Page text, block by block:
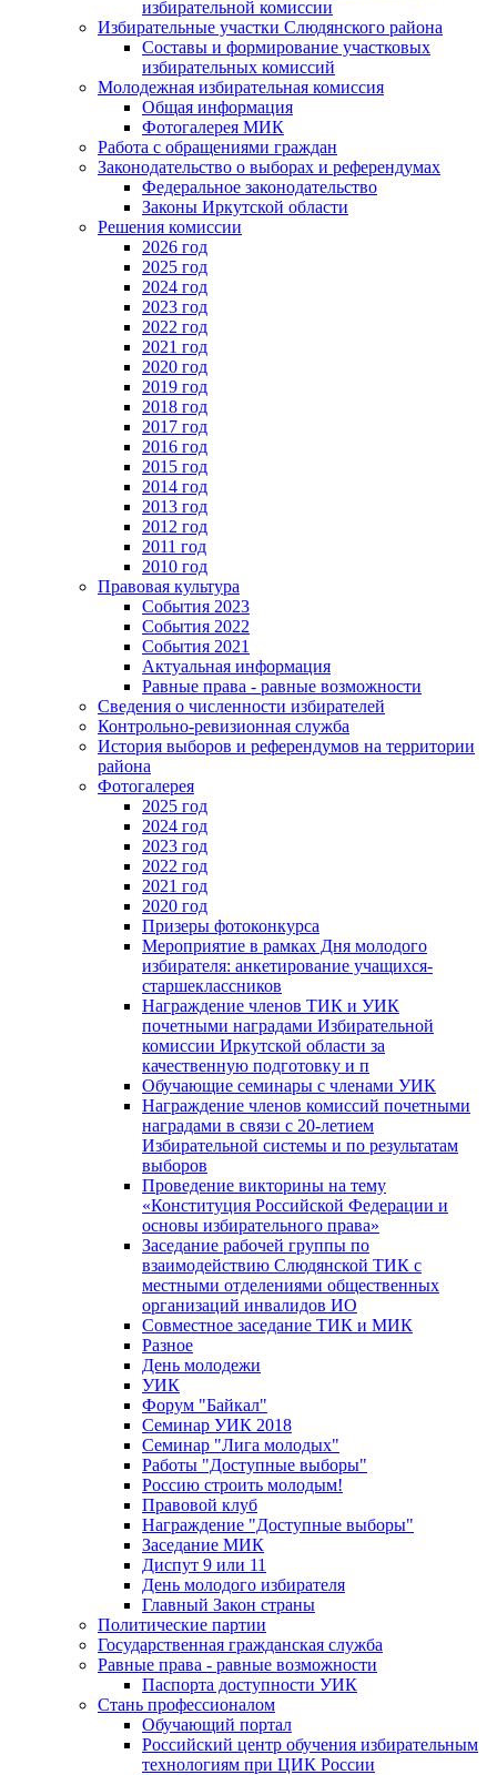
избирательной комиссии
Избирательные участки Слюдянского района
Составы и формирование участковых
избирательных комиссий
Молодежная избирательная комиссия
Общая информация
Фотогалерея МИК
Работа с обращениями граждан
Законодательство о выборах и референдумах
Федеральное законодательство
Законы Иркутской области
Решения комиссии
2026 год
2025 год
2024 год
2023 год
2022 год
2021 год
2020 год
2019 год
2018 год
2017 год
2016 год
2015 год
2014 год
2013 год
2012 год
2011 год
2010 год
Правовая культура
События 2023
События 2022
События 2021
Актуальная информация
Равные права - равные возможности
Сведения о численности избирателей
Контрольно-ревизионная служба
История выборов и референдумов на территории
района
Фотогалерея
2025 год
2024 год
2023 год
2022 год
2021 год
2020 год
Призеры фотоконкурса
Мероприятие в рамках Дня молодого
избирателя: анкетирование учащихся-
старшеклассников
Награждение членов ТИК и УИК
почетными наградами Избирательной
комиссии Иркутской области за
качественную подготовку и п
Обучающие семинары с членами УИК
Награждение членов комиссий почетными
наградами в связи с 20-летием
Избирательной системы и по результатам
выборов
Проведение викторины на тему
«Конституция Российской Федерации и
основы избирательного права»
Заседание рабочей группы по
взаимодействию Слюдянской ТИК с
местными отделениями общественных
организаций инвалидов ИО
Совместное заседание ТИК и МИК
Разное
День молодежи
УИК
Форум "Байкал"
Семинар УИК 2018
Семинар "Лига молодых"
Работы "Доступные выборы"
Россию строить молодым!
Правовой клуб
Награждение "Доступные выборы"
Заседание МИК
Диспут 9 или 11
День молодого избирателя
Главный Закон страны
Политические партии
Государственная гражданская служба
Равные права - равные возможности
Паспорта доступности УИК
Стань профессионалом
Обучающий портал
Российский центр обучения избирательным
технологиям при ЦИК России